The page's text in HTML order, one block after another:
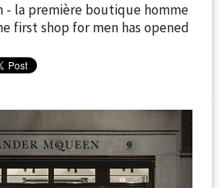
- la première boutique homme
first shop for men has opened